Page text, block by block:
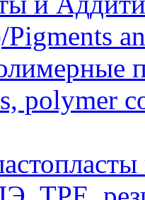
polymer